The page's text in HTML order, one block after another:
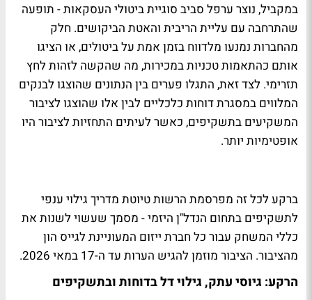
במקביל, נוצר ערפל סביב סוגיית ביטולי העסקאות - תופעה
שהתרחבה עם עליית הריבית והאטת הביקושים. חלק
מהחברות נמנעו מלדווח בזמן אמת על ביטולים, או הציגו
אותם כהתאמות טכניות במכירות, מה שהקשה לזהות לחץ
תזרימי. לצד זאת, התגלו פערים בין הנתונים שהוצגו לבנקים
המלווים במסגרת דוחות כלכליים לבין אלו שהוצגו לציבור
המשקיעים בתשקיפים, כאשר לעיתים התחזיות לציבור היו
אופטימיות יותר.
ברקע לכל זה מפרסמת הרשות טיוטת מדריך גילוי ענפי
לתשקיפים בתחום הנדל"ן היזמי - מסמך שעשוי לשנות את
כללי המשחק עבור כל חברת ייזום המעוניינת לגייס הון
מהציבור. הציבור מוזמן להגיש הערות עד ה-17 במאי 2026.
הרקע: גיוסי עתק, גילוי דל בדוחות ובתשקיפים